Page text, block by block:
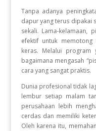
Tanpa adanya
dapur yang terus dipakai
sekali. Lama-kelamaan,
efektif untuk memotong
keras. Melalui program
bagaimana mengasah
cara yang sangat praktis.
Dunia profesional tidak
lembur setiap malam
perusahaan lebih
cerdas dan memiliki
Oleh karena itu,